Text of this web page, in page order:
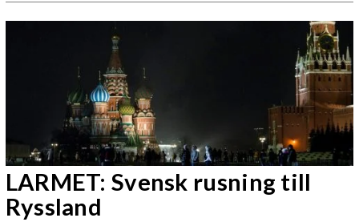
LARMET: Svensk rusning till
Ryssland